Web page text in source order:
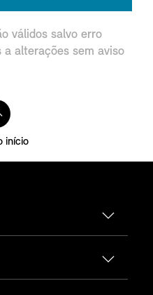
válidos salvo erro
alterações sem aviso
início